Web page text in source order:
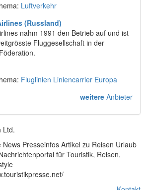
Luftverkehr
(Russland)
nahm 1991 den Betrieb auf und ist
Fluggesellschaft in der
Fluglinien Liniencarrier Europa
weitere Anbieter
Ltd.
News Presseinfos Artikel zu Reisen Urlaub
für Touristik, Reisen,